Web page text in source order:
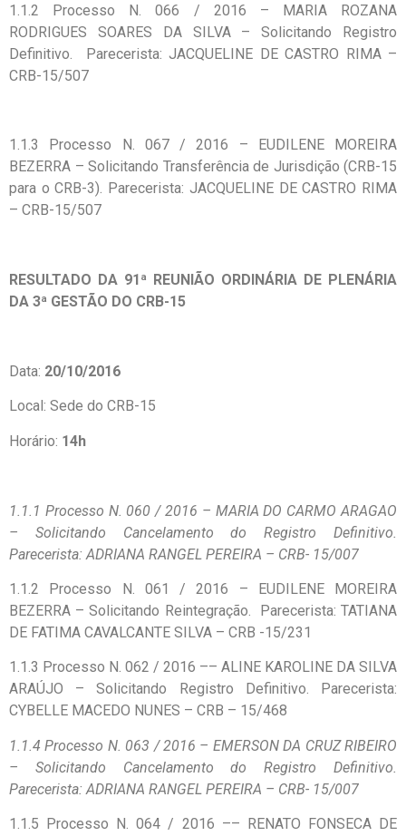
1.1.2 Processo N. 066 / 2016 – MARIA ROZANA
RODRIGUES SOARES DA SILVA – Solicitando Registro
Definitivo. Parecerista: JACQUELINE DE CASTRO RIMA –
CRB-15/507
1.1.3 Processo N. 067 / 2016 – EUDILENE MOREIRA
BEZERRA – Solicitando Transferência de Jurisdição (CRB-15
para o CRB-3). Parecerista: JACQUELINE DE CASTRO RIMA
– CRB-15/507
RESULTADO DA 91ª REUNIÃO ORDINÁRIA DE PLENÁRIA
DA 3ª GESTÃO DO CRB-15
Data: 20/10/2016
Local: Sede do CRB-15
Horário: 14h
1.1.1 Processo N. 060 / 2016 – MARIA DO CARMO ARAGAO
– Solicitando Cancelamento do Registro Definitivo.
Parecerista: ADRIANA RANGEL PEREIRA – CRB- 15/007
1.1.2 Processo N. 061 / 2016 – EUDILENE MOREIRA
BEZERRA – Solicitando Reintegração. Parecerista: TATIANA
DE FATIMA CAVALCANTE SILVA – CRB -15/231
1.1.3 Processo N. 062 / 2016 –– ALINE KAROLINE DA SILVA
ARAÚJO – Solicitando Registro Definitivo. Parecerista:
CYBELLE MACEDO NUNES – CRB – 15/468
1.1.4 Processo N. 063 / 2016 – EMERSON DA CRUZ RIBEIRO
– Solicitando Cancelamento do Registro Definitivo.
Parecerista: ADRIANA RANGEL PEREIRA – CRB- 15/007
1.1.5 Processo N. 064 / 2016 –– RENATO FONSECA DE